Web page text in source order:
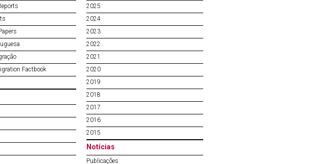
Factbook
2025
2024
2023
2022
2021
2020
2019
2018
2017
2016
2015
Notícias
Publicações